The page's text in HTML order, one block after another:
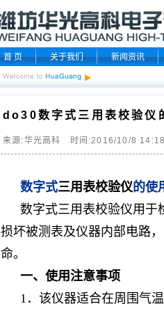
首 页 关于我们 新闻资讯
do30数字式三用表校验仪
来源:华光高科 时间:2016/10/8
数字式三用表校验仪的使
数字式三用表校验仪用于
损坏被测表及仪器内部电路
命。
一、使用注意事项
1．该仪器适合在周围气